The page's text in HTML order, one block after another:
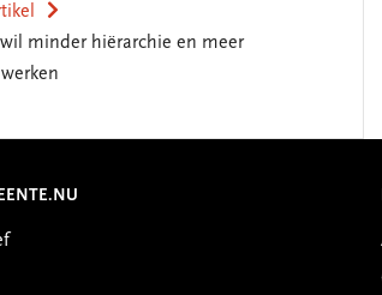
minder hiërarchie en meer